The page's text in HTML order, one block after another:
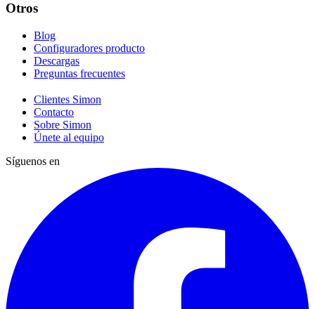
Otros
Blog
Configuradores producto
Descargas
Preguntas frecuentes
Clientes Simon
Contacto
Sobre Simon
Únete al equipo
Síguenos en